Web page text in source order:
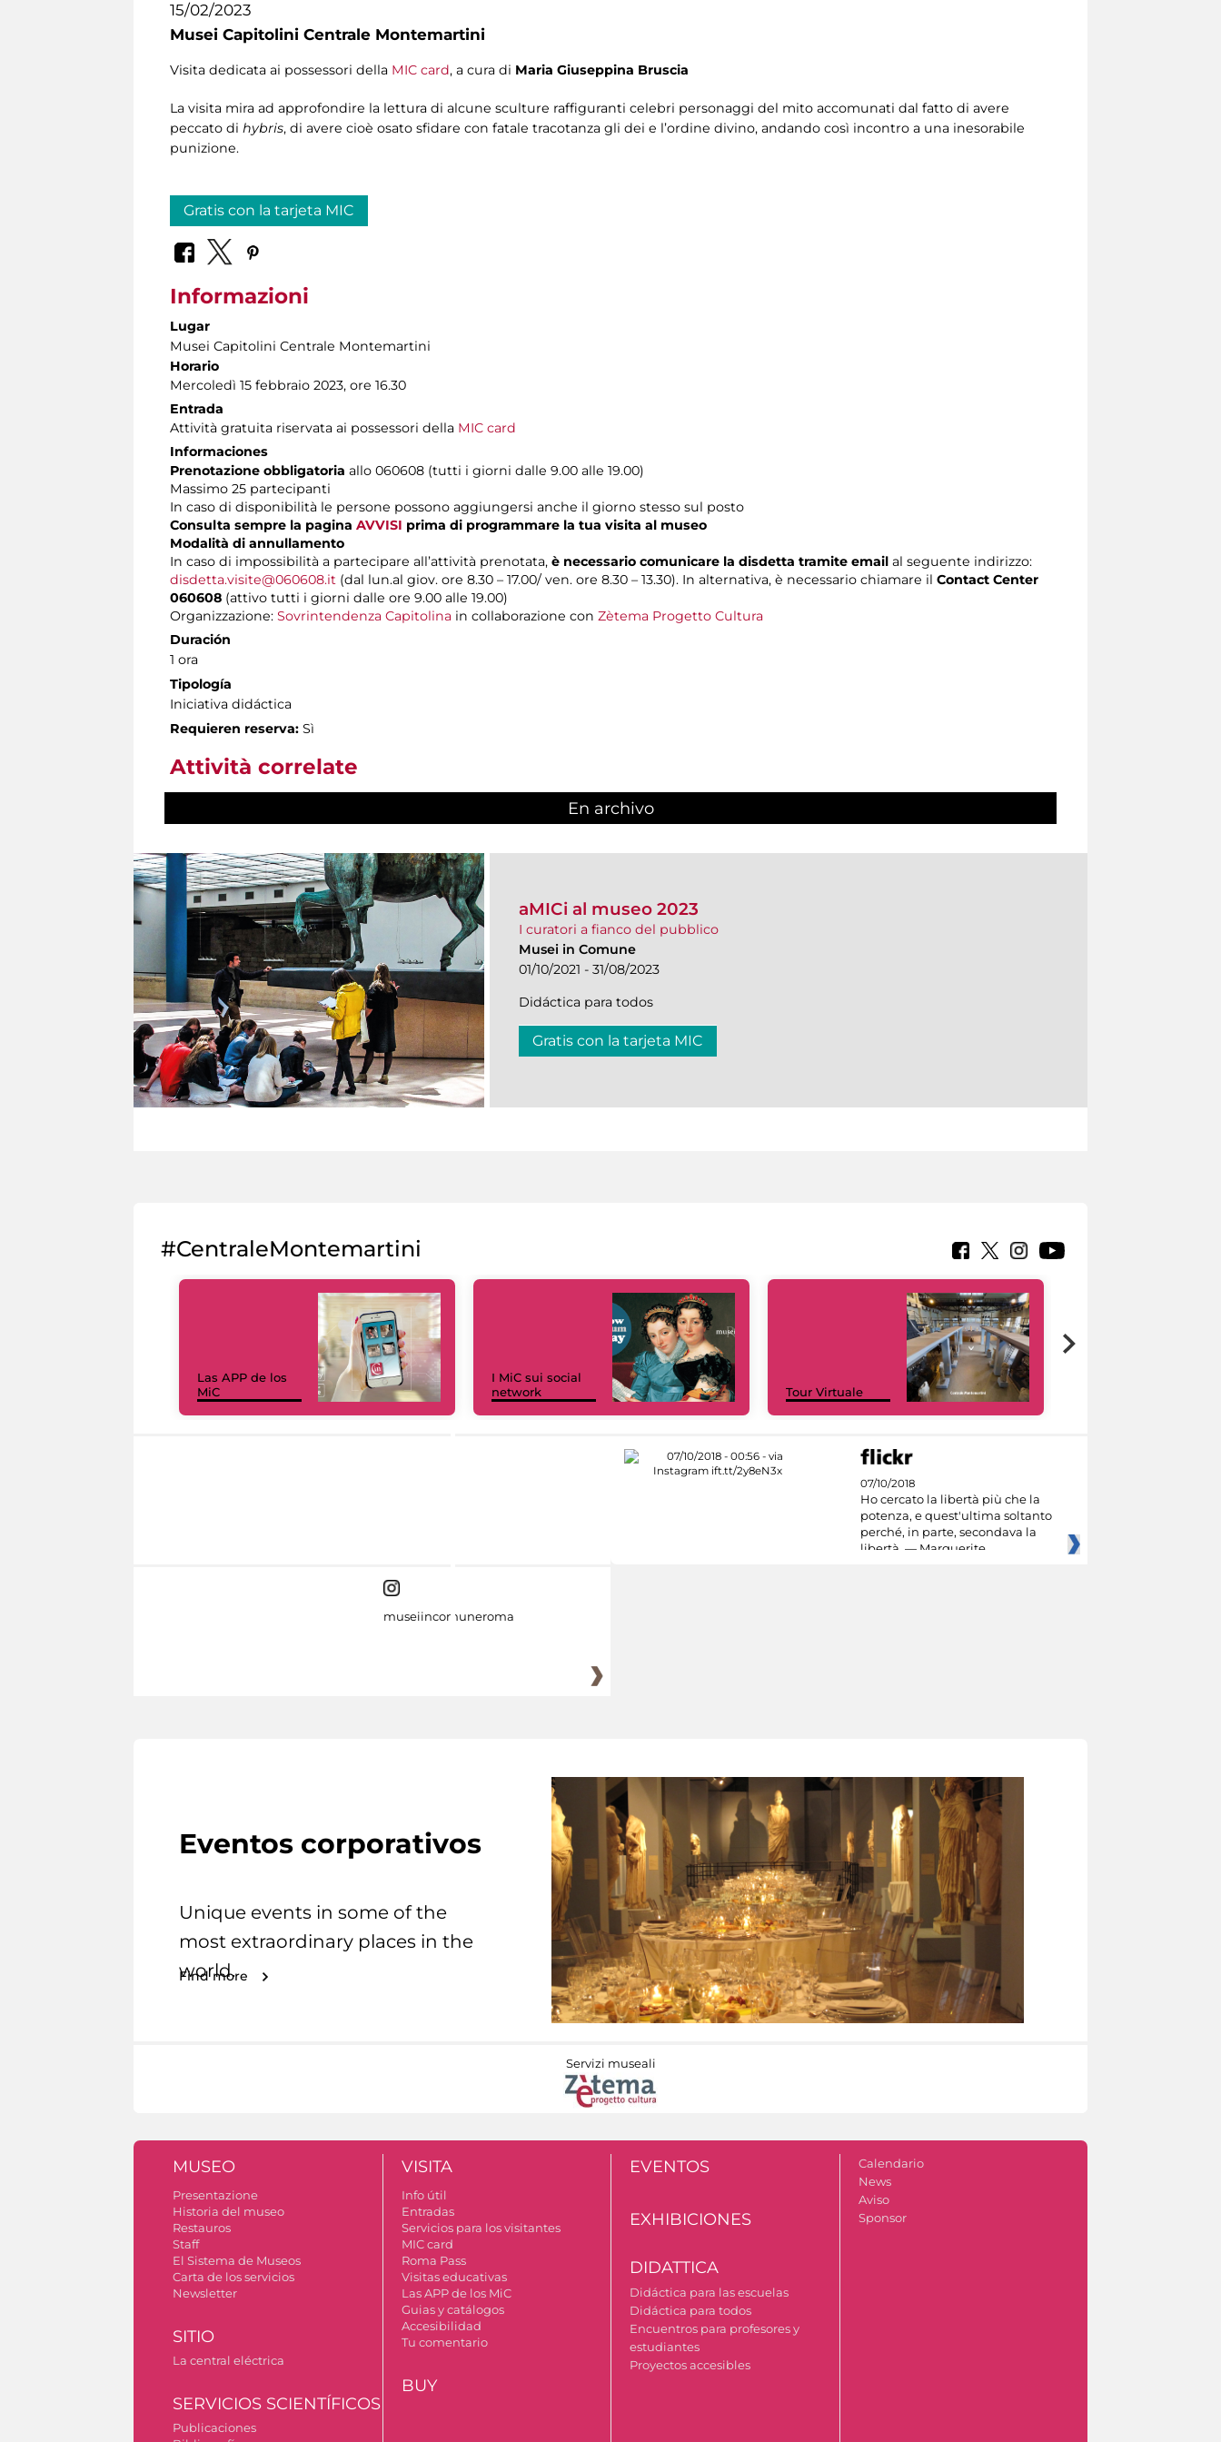
15/02/2023
Musei Capitolini Centrale Montemartini
Visita dedicata ai possessori della MIC card, a cura di Maria Giuseppina Bruscia
La visita mira ad approfondire la lettura di alcune sculture raffiguranti celebri personaggi del mito accomunati dal fatto di avere
peccato di hybris, di avere cioè osato sfidare con fatale tracotanza gli dei e l’ordine divino, andando così incontro a una inesorabile
punizione.
Gratis con la tarjeta MIC
Informazioni
Lugar
Musei Capitolini Centrale Montemartini
Horario
Mercoledì 15 febbraio 2023, ore 16.30
Entrada
Attività gratuita riservata ai possessori della MIC card
Informaciones
Prenotazione obbligatoria allo 060608 (tutti i giorni dalle 9.00 alle 19.00)
Massimo 25 partecipanti
In caso di disponibilità le persone possono aggiungersi anche il giorno stesso sul posto
Consulta sempre la pagina AVVISI prima di programmare la tua visita al museo
Modalità di annullamento
In caso di impossibilità a partecipare all’attività prenotata, è necessario comunicare la disdetta tramite email al seguente indirizzo:
disdetta.visite@060608.it (dal lun.al giov. ore 8.30 – 17.00/ ven. ore 8.30 – 13.30). In alternativa, è necessario chiamare il Contact Center
060608 (attivo tutti i giorni dalle ore 9.00 alle 19.00)
Organizzazione: Sovrintendenza Capitolina in collaborazione con Zètema Progetto Cultura
Duración
1 ora
Tipología
Iniciativa didáctica
Requieren reserva: Sì
Attività correlate
En archivo
aMICi al museo 2023
I curatori a fianco del pubblico
Musei in Comune
01/10/2021 - 31/08/2023
Didáctica para todos
Gratis con la tarjeta MIC
#CentraleMontemartini
Las APP de los
MiC
I MiC sui social
network
Tour Virtuale
07/10/2018
Ho cercato la libertà più che la
potenza, e quest'ultima soltanto
perché, in parte, secondava la
libertà. — Marguerite
museiincomuneroma
Eventos corporativos
Unique events in some of the
most extraordinary places in the
world.
Find more
Servizi museali
MUSEO
Presentazione
Historia del museo
Restauros
Staff
El Sistema de Museos
Carta de los servicios
Newsletter
SITIO
La central eléctrica
SERVICIOS SCIENTÍFICOS
Publicaciones
VISITA
Info útil
Entradas
Servicios para los visitantes
MIC card
Roma Pass
Visitas educativas
Las APP de los MiC
Guias y catálogos
Accesibilidad
Tu comentario
BUY
EVENTOS
EXHIBICIONES
DIDATTICA
Didáctica para las escuelas
Didáctica para todos
Encuentros para profesores y
estudiantes
Proyectos accesibles
Calendario
News
Aviso
Sponsor